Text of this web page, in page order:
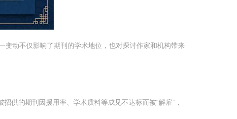
动不仅影响了期刊的学术地位，也对探讨作家和机构带来
供的期刊因援用率、学术质料等成见不达标而被“解雇”，